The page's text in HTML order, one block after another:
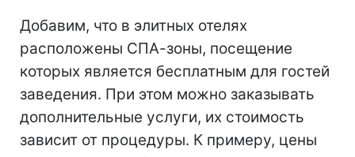
Добавим, что в элитных отелях
расположены СПА-зоны, посещение
которых является бесплатным для гостей
заведения. При этом можно заказывать
дополнительные услуги, их стоимость
зависит от процедуры. К примеру, цены